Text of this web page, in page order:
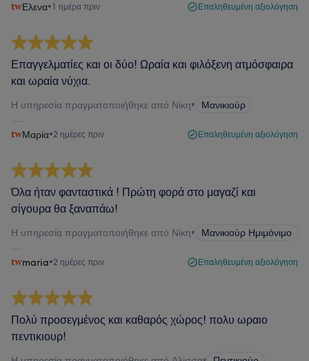
Ελενα•1 ημέρα πριν Επαληθευμένη αξιολόγηση
Επαγγελματίες και οι δύο! Ωραία και φιλόξενη ατμόσφαιρα
και ωραία νύχια.
Η υπηρεσία πραγματοποιήθηκε από Νίκη• Μανικιούρ
Μαρία•2 ημέρες πριν Επαληθευμένη αξιολόγηση
Όλα ήταν φανταστικά ! Πρώτη φορά στο μαγαζί και
σίγουρα θα ξαναπάω!
Η υπηρεσία πραγματοποιήθηκε από Νίκη• Μανικιούρ Ημιμόνιμο
maria•2 ημέρες πριν Επαληθευμένη αξιολόγηση
Πολύ προσεγμένος και καθαρός χώρος! πολυ ωραιο
πεντικιουρ!